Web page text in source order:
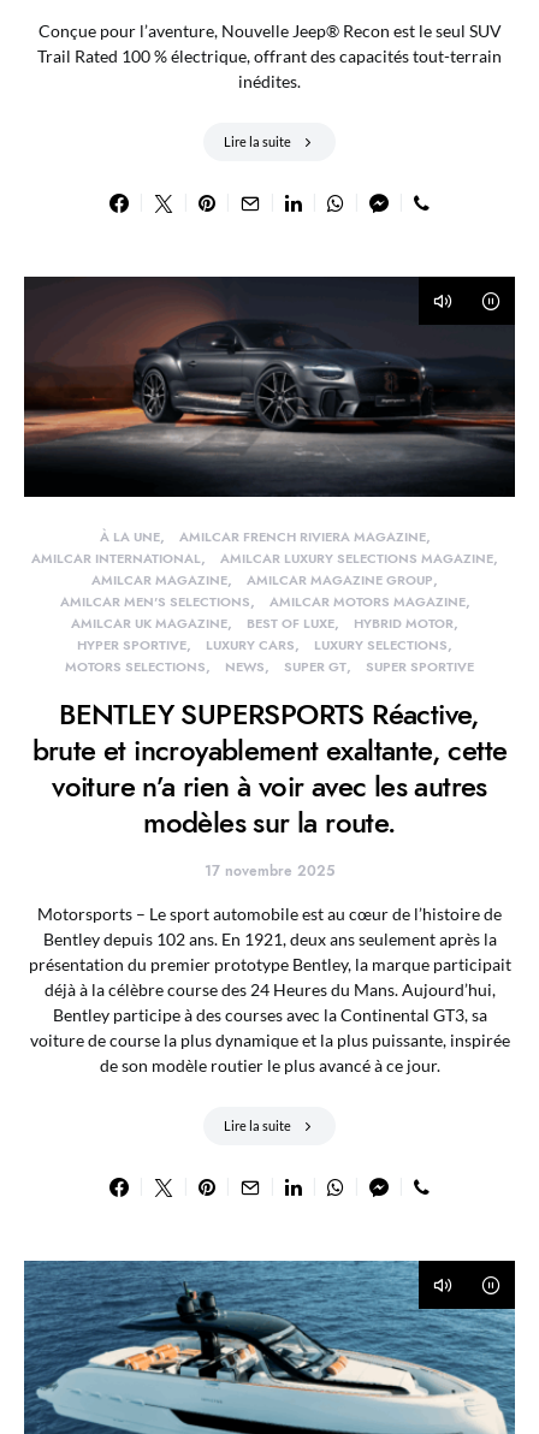
Conçue pour l’aventure, Nouvelle Jeep® Recon est le seul SUV
Trail Rated 100 % électrique, offrant des capacités tout-terrain
inédites.
Lire la suite
À LA UNE
AMILCAR FRENCH RIVIERA MAGAZINE
AMILCAR INTERNATIONAL
AMILCAR LUXURY SELECTIONS MAGAZINE
AMILCAR MAGAZINE
AMILCAR MAGAZINE GROUP
AMILCAR MEN'S SELECTIONS
AMILCAR MOTORS MAGAZINE
AMILCAR UK MAGAZINE
BEST OF LUXE
HYBRID MOTOR
HYPER SPORTIVE
LUXURY CARS
LUXURY SELECTIONS
MOTORS SELECTIONS
NEWS SUPER GT SUPER SPORTIVE
BENTLEY SUPERSPORTS Réactive,
brute et incroyablement exaltante, cette
voiture n’a rien à voir avec les autres
modèles sur la route.
17 novembre 2025
Motorsports – Le sport automobile est au cœur de l’histoire de
Bentley depuis 102 ans. En 1921, deux ans seulement après la
présentation du premier prototype Bentley, la marque participait
déjà à la célèbre course des 24 Heures du Mans. Aujourd’hui,
Bentley participe à des courses avec la Continental GT3, sa
voiture de course la plus dynamique et la plus puissante, inspirée
de son modèle routier le plus avancé à ce jour.
Lire la suite